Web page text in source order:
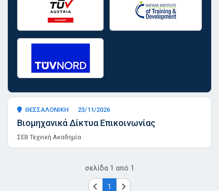
ΘΕΣΣΑΛΟΝΙΚΗ 23/11/2026
Βιομηχανικά Δίκτυα Επικοινωνίας
ΣΕΒ Τεχνική Ακαδημία
σελίδα 1 από 1
1